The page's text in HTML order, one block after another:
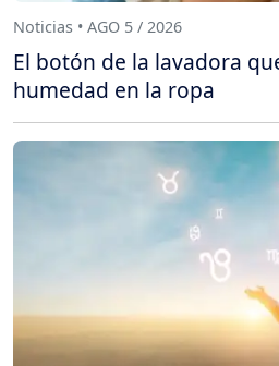
Noticias • AGO 5 / 2026
El botón de la lavadora
humedad en la ropa